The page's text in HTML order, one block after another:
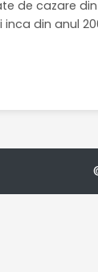
de cazare
din anul